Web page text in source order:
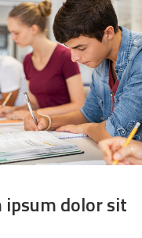
ipsum dolor sit